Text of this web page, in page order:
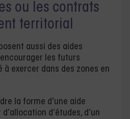
ou les contrats
territorial
aussi des aides
les futurs
exercer dans des zones en
la forme d’une aide
d’études, d’un